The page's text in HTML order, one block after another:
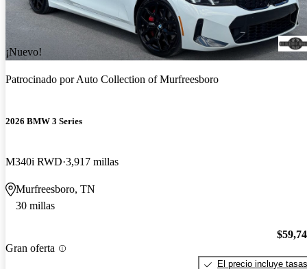
¡Nuevo!
Patrocinado porAuto Collection of Murfreesboro
2026 BMW 3 Series
M340i RWD 3,917 millas
Murfreesboro, TN
30 millas
Gran oferta
El precio incluye tasas